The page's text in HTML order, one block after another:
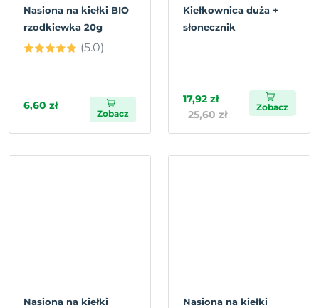
Nasiona na kiełki BIO
rzodkiewka 20g
(5.0)
6,60 zł
Zobacz
Kiełkownica duża +
słonecznik
17,92 zł
25,60 zł
Zobacz
Nasiona na kiełki
Nasiona na kiełki